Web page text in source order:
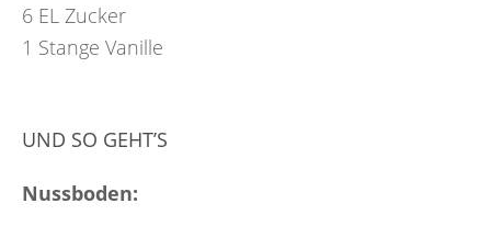
6 EL Zucker
1 Stange Vanille
UND SO GEHT’S
Nussboden: